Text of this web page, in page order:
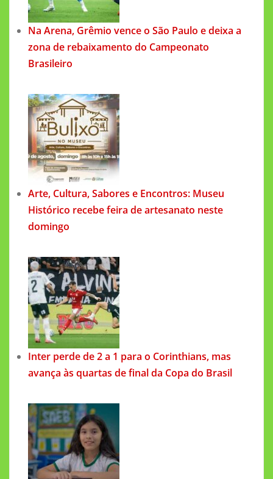
Na Arena, Grêmio vence o São Paulo e deixa a
zona de rebaixamento do Campeonato
Brasileiro
Arte, Cultura, Sabores e Encontros: Museu
Histórico recebe feira de artesanato neste
domingo
Inter perde de 2 a 1 para o Corinthians, mas
avança às quartas de final da Copa do Brasil